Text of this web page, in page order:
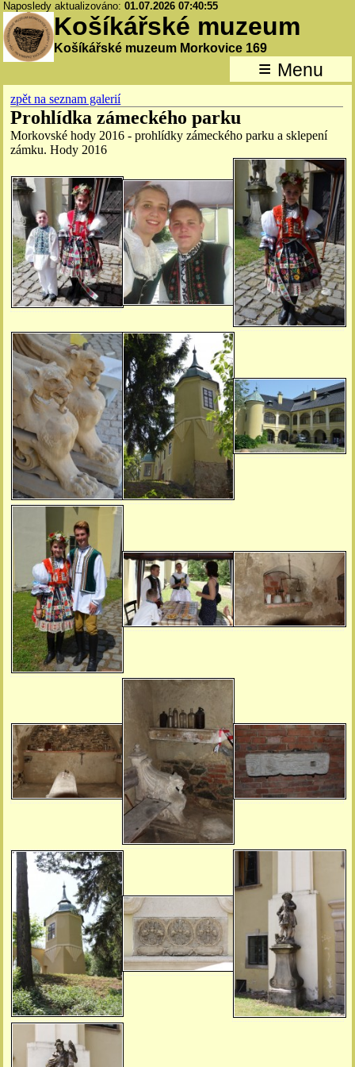
Naposledy aktualizováno:01.07.2026 07:40:55
Košíkářské muzeum
Košíkářské muzeum Morkovice 169
≡ Menu
zpět na seznam galerií
Prohlídka zámeckého parku
Morkovské hody 2016 - prohlídky zámeckého parku a sklepení
zámku. Hody 2016